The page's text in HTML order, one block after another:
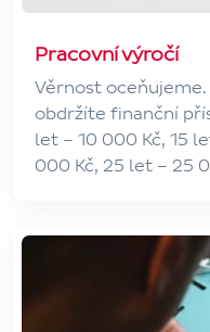
Pracovní výročí
Věrnost
obdržíte finanční
let – 10 000 Kč, 15
000 Kč, 25 let – 25